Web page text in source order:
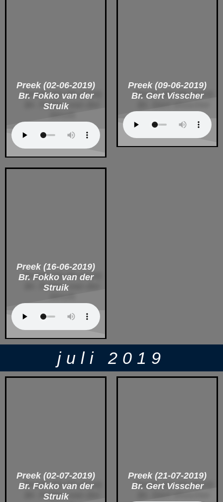
Preek (02-06-2019)
Br. Fokko van der
Struik
Preek (09-06-2019)
Br. Gert Visscher
Preek (16-06-2019)
Br. Fokko van der
Struik
juli 2019
Preek (02-07-2019)
Br. Fokko van der
Struik
Preek (21-07-2019)
Br. Gert Visscher